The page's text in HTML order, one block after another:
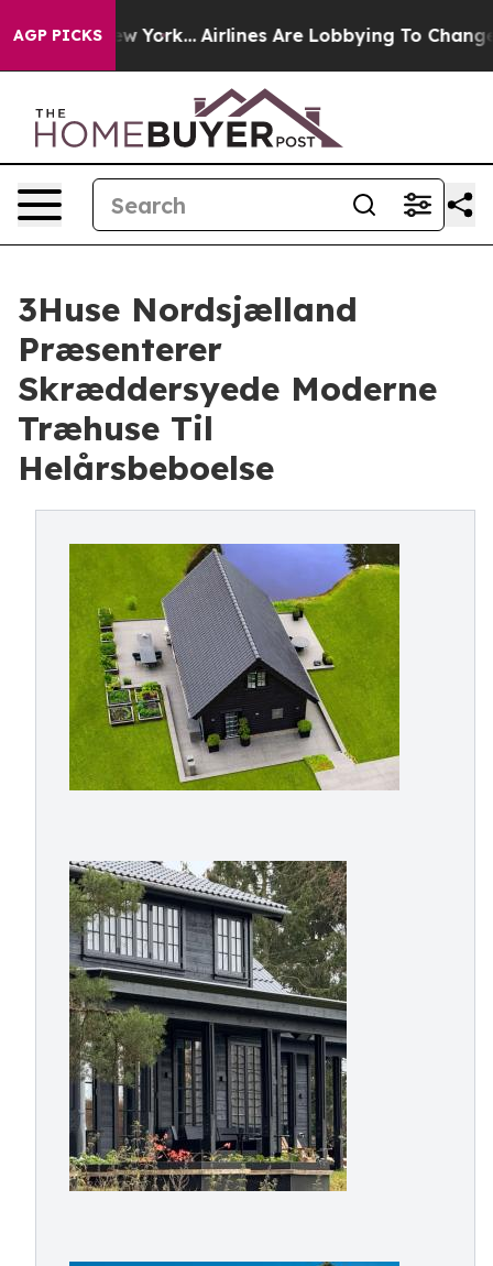
AGP PICKS
York... Airlines Are Lobbying To Change Airfare
3Huse Nordsjælland
Præsenterer
Skræddersyede Moderne
Træhuse Til
Helårsbeboelse